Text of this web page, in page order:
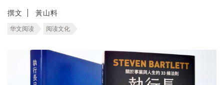
撰文 黃山料
华文阅读 阅读文化